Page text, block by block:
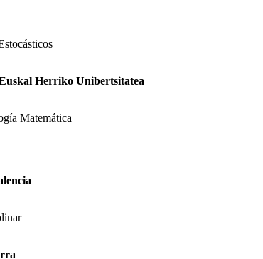
Herriko Unibertsitatea
Matemática